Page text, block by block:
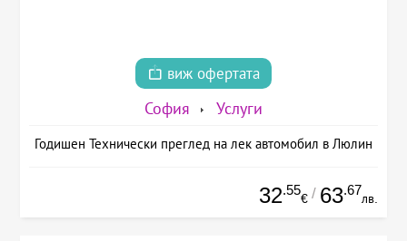
виж офертата
София Услуги
Годишен Технически преглед на лек автомобил в Люлин
32.55
€ / 63.67
лв.